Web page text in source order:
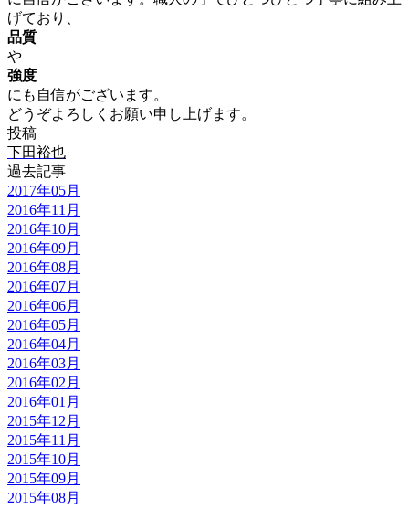
げており、
品質
や
強度
にも自信がございます。
どうぞよろしくお願い申し上げます。
投稿
下田裕也
過去記事
2017年05月
2016年11月
2016年10月
2016年09月
2016年08月
2016年07月
2016年06月
2016年05月
2016年04月
2016年03月
2016年02月
2016年01月
2015年12月
2015年11月
2015年10月
2015年09月
2015年08月